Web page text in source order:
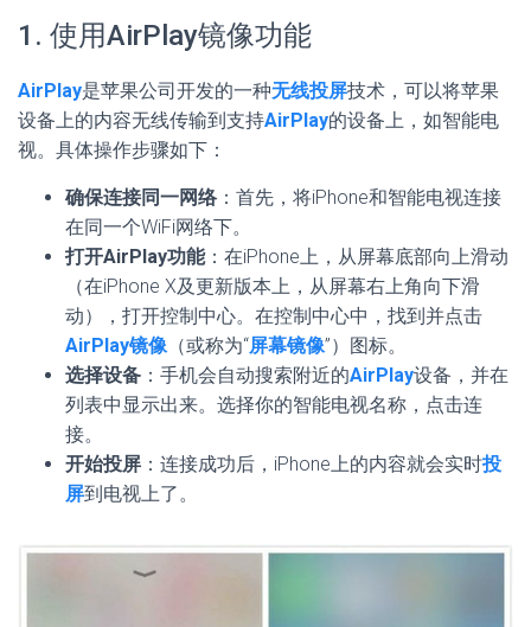
1. 使用AirPlay镜像功能
AirPlay是苹果公司开发的一种无线投屏技术，可以将苹果
设备上的内容无线传输到支持AirPlay的设备上，如智能电
视。具体操作步骤如下：
确保连接同一网络：首先，将iPhone和智能电视连接
在同一个WiFi网络下。
打开AirPlay功能：在iPhone上，从屏幕底部向上滑动
（在iPhone X及更新版本上，从屏幕右上角向下滑
动），打开控制中心。在控制中心中，找到并点击
AirPlay镜像（或称为“屏幕镜像”）图标。
选择设备 ：手机会自动搜索附近的AirPlay设备，并在
列表中显示出来。选择你的智能电视名称，点击连
接。
开始投屏 ：连接成功后，iPhone上的内容就会实时投
屏到电视上了。